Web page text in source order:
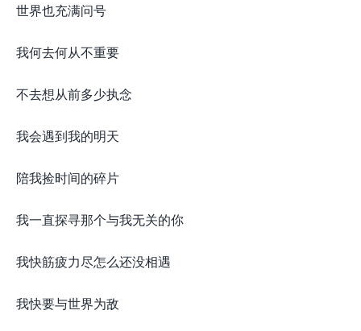
世界也充满问号
我何去何从不重要
不去想从前多少执念
我会遇到我的明天
陪我捡时间的碎片
我一直探寻那个与我无关的你
我快筋疲力尽怎么还没相遇
我快要与世界为敌